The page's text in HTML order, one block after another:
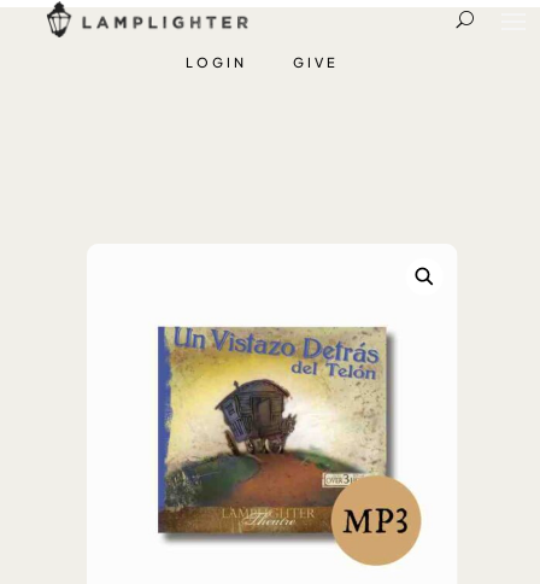
LOGIN GIVE